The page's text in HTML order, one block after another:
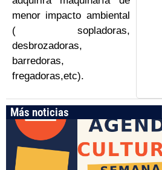
menor impacto ambiental
( sopladoras,
desbrozadoras,
barredoras,
fregadoras,etc).
Más noticias